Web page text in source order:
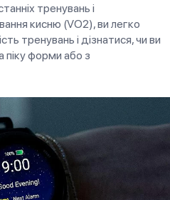
тренувань і
кисню (VO2), ви легко
тренувань і дізнатися, чи ви
піку форми або з